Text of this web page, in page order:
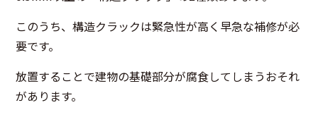
このうち、構造クラックは緊急性が高く早急な補修が必
要です。
放置することで建物の基礎部分が腐食してしまうおそれ
があります。